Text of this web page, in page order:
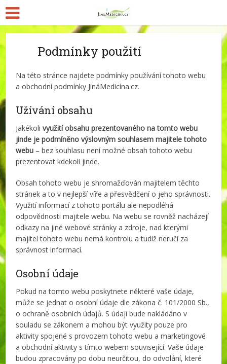
Podmínky použití
Na této stránce najdete podmínky používání tohoto webu
a obchodní podmínky JináMedicína.cz.
Užívání obsahu
Jakékolivyužití obsahu prezentovaného na tomto webu
jinde je podmíněno výslovným souhlasem majitele tohoto
webu – bez souhlasu není možné obsah tohoto webu
prezentovat kdekoli jinde.
Obsah tohoto webu je shromažďován majitelem těchto
stránek a to v nejlepší víře a přesvědčení o jeho správnosti.
Využití informací z tohoto portálu ale nepodléhá
odpovědnosti majitele webu. Na webu se rovněž nacházejí
odkazy na jiné webové stránky a zdroje, nad kterými
majitel tohoto webu nemá kontrolu a tudíž neručí za
správnost informací.
Osobní údaje
Pokud na tomto webu poskytnete některé vaše údaje,
může se jednat o osobní údaje dle zákona č. 101/2000 Sb.,
o ochraně osobních údajů. S údaji bude nakládáno v
souladu se zákonem a mohou být využity pouze pro
aktivity spojené s provozem tohoto webu a marketingové
a obchodní aktivity s tímto webem související. Vaše údaje
budou zpracovány po dobu neurčitou, do odvolání, které